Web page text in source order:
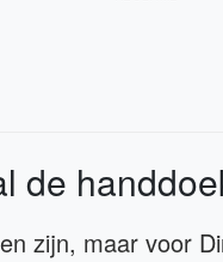
de
zijn, maar voor